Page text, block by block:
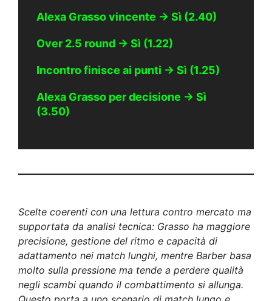
Alexa Grasso vincente → Sì (2.40)
Over 2.5 round → Sì (1.22)
Incontro finisce ai punti → Sì (1.25)
Alexa Grasso per decisione → Sì
(3.50)
Scelte coerenti con una lettura contro mercato ma
supportata da analisi tecnica: Grasso ha maggiore
precisione, gestione del ritmo e capacità di
adattamento nei match lunghi, mentre Barber basa
molto sulla pressione ma tende a perdere qualità
negli scambi quando il combattimento si allunga.